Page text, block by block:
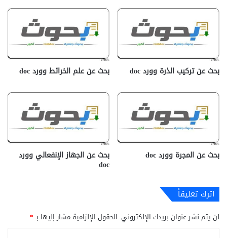
بحث عن تركيب الذرة وورد doc بحث عن علم الخرائط وورد doc
بحث عن المجرة وورد doc بحث عن الجهاز الإنفعالي وورد
doc
اترك تعليقاً
لن يتم نشر عنوان بريدك الإلكتروني. الحقول الإلزامية مشار إليها بـ*